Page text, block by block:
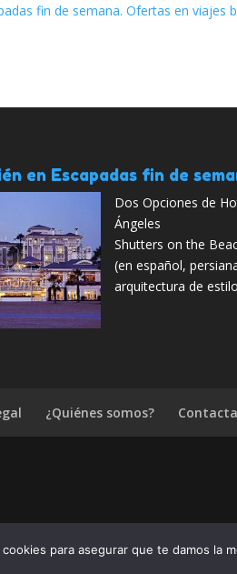
fin de semana. Ofertas en viajes
en Escapadas fin de
Dos Opciones de
Ángeles
Shutters on the
(en español,
arquitectura de
¿Quiénes somos?
cookies para asegurar que te damos la
¿Te ha gustado Escapada a